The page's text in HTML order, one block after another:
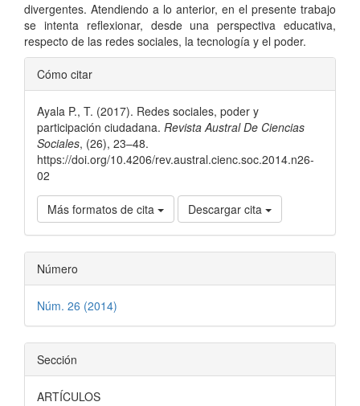
divergentes. Atendiendo a lo anterior, en el presente trabajo
se intenta reflexionar, desde una perspectiva educativa,
respecto de las redes sociales, la tecnología y el poder.
Detalles
del
artículo
Cómo citar
Ayala P., T. (2017). Redes sociales, poder y
participación ciudadana. Revista Austral De Ciencias
Sociales, (26), 23–48.
https://doi.org/10.4206/rev.austral.cienc.soc.2014.n26-
02
Más formatos de cita Descargar cita
Número
Núm. 26 (2014)
Sección
ARTÍCULOS